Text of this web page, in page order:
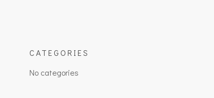
CATEGORIES
No categories